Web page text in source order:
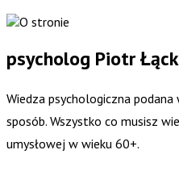
psycholog Piotr
Wiedza psychologiczna
sposób. Wszystko co musisz
umysłowej w wieku 60+.